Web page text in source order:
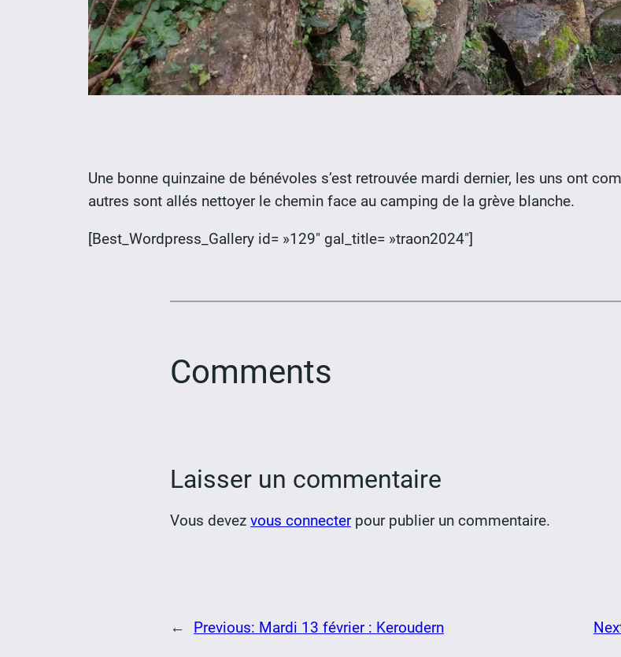
Une bonne quinzaine de bénévoles s’est retrouvée mardi dernier, les uns ont
autres sont allés nettoyer le chemin face au camping de la grève blanche.
[Best_Wordpress_Gallery id= »129″ gal_title= »traon2024″]
Comments
Laisser un commentaire
Vous devez vous connecterpour publier un commentaire.
← Previous: Mardi 13 février : Keroudern